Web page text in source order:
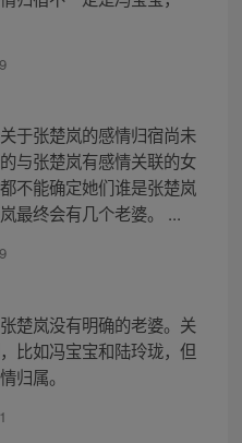
于张楚岚的感情归宿尚未
与张楚岚有感情关联的女
不能确定她们谁是张楚岚
最终会有几个老婆。 ...
楚岚没有明确的老婆。关
比如冯宝宝和陆玲珑，但
归属。